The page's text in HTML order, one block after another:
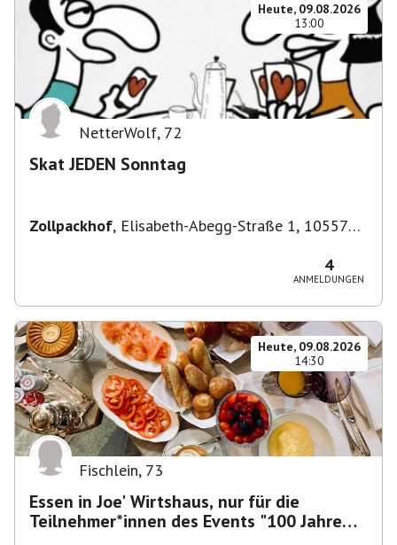
Heute, 09.08.2026
13:00
NetterWolf, 72
Skat JEDEN Sonntag
Zollpackhof, Elisabeth-Abegg-Straße 1, 10557
4
ANMELDUNGEN
Heute, 09.08.2026
14:30
Fischlein, 73
Essen in Joe' Wirtshaus, nur für die
Teilnehmer*innen des Events "100 Jahre